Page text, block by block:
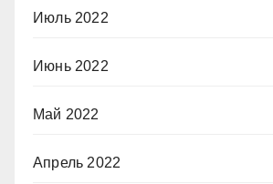
Июль 2022
Июнь 2022
Май 2022
Апрель 2022